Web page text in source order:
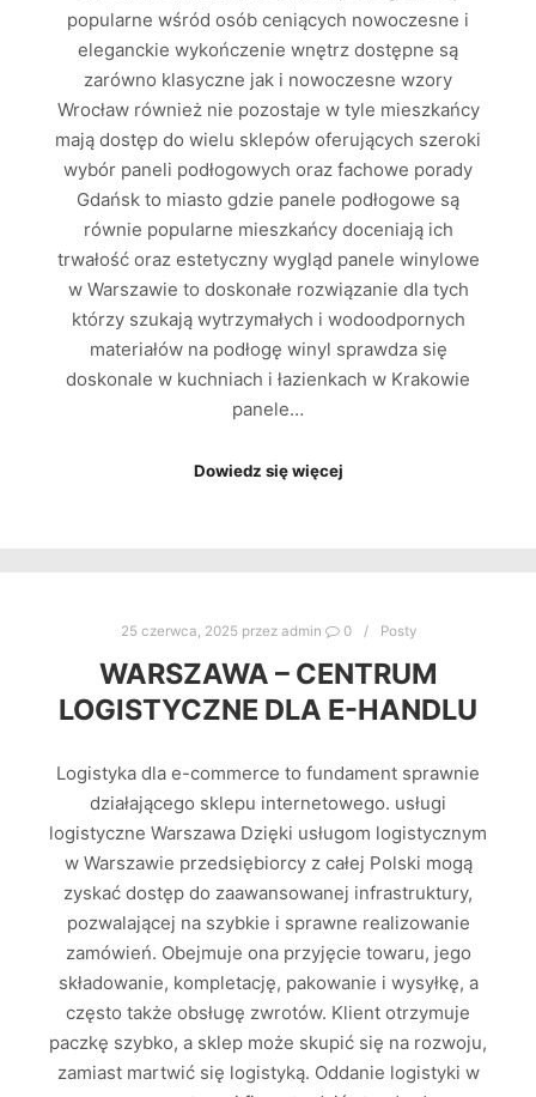
popularne wśród osób ceniących nowoczesne i
eleganckie wykończenie wnętrz dostępne są
zarówno klasyczne jak i nowoczesne wzory
Wrocław również nie pozostaje w tyle mieszkańcy
mają dostęp do wielu sklepów oferujących szeroki
wybór paneli podłogowych oraz fachowe porady
Gdańsk to miasto gdzie panele podłogowe są
równie popularne mieszkańcy doceniają ich
trwałość oraz estetyczny wygląd panele winylowe
w Warszawie to doskonałe rozwiązanie dla tych
którzy szukają wytrzymałych i wodoodpornych
materiałów na podłogę winyl sprawdza się
doskonale w kuchniach i łazienkach w Krakowie
panele…
Dowiedz się więcej
25 czerwca, 2025 przez admin 0 Posty
WARSZAWA – CENTRUM
LOGISTYCZNE DLA E-HANDLU
Logistyka dla e-commerce to fundament sprawnie
działającego sklepu internetowego. usługi
logistyczne Warszawa Dzięki usługom logistycznym
w Warszawie przedsiębiorcy z całej Polski mogą
zyskać dostęp do zaawansowanej infrastruktury,
pozwalającej na szybkie i sprawne realizowanie
zamówień. Obejmuje ona przyjęcie towaru, jego
składowanie, kompletację, pakowanie i wysyłkę, a
często także obsługę zwrotów. Klient otrzymuje
paczkę szybko, a sklep może skupić się na rozwoju,
zamiast martwić się logistyką. Oddanie logistyki w